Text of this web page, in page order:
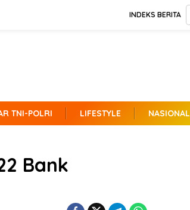
INDEKS BERITA
TNI-POLRI LIFESTYLE NASIONAL
Bank